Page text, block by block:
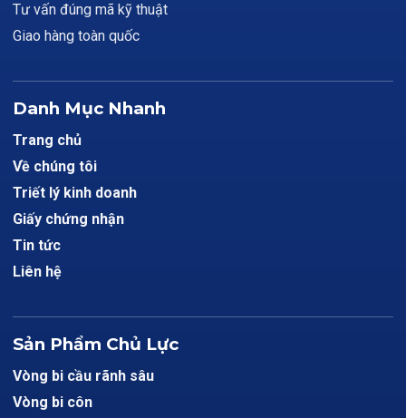
Tư vấn đúng mã kỹ thuật
Giao hàng toàn quốc
Danh Mục Nhanh
Trang chủ
Về chúng tôi
Triết lý kinh doanh
Giấy chứng nhận
Tin tức
Liên hệ
Sản Phẩm Chủ Lực
Vòng bi cầu rãnh sâu
Vòng bi côn